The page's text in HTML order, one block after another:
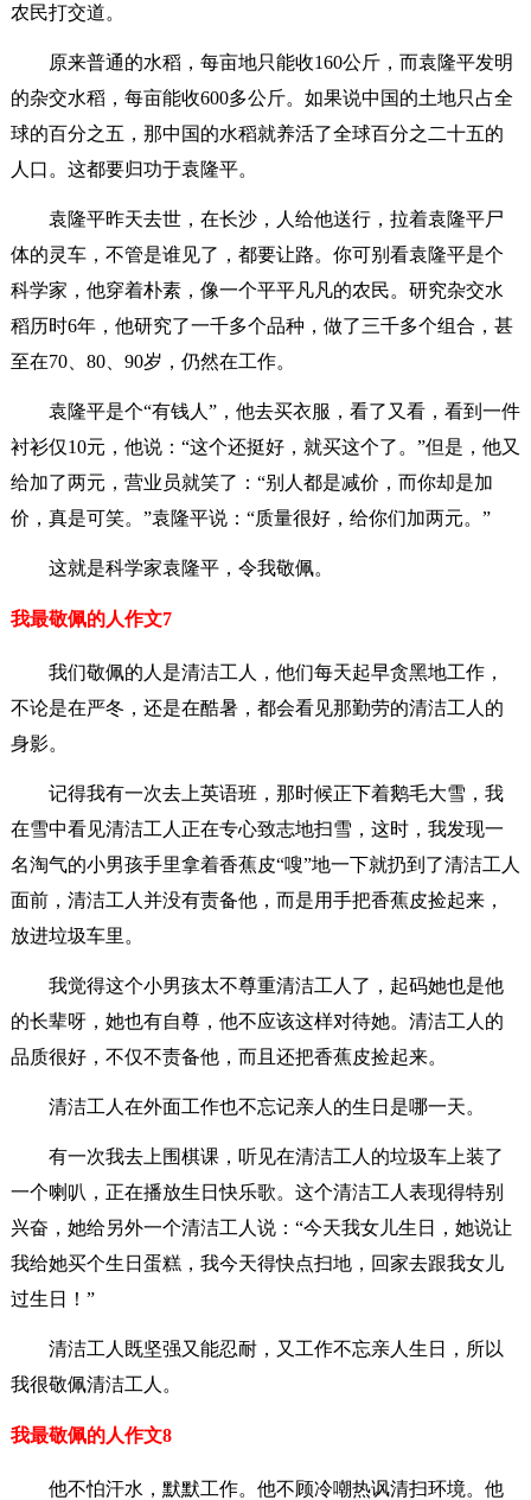
农民打交道。
原来普通的水稻，每亩地只能收160公斤，而袁隆平发明
的杂交水稻，每亩能收600多公斤。如果说中国的土地只占全
球的百分之五，那中国的水稻就养活了全球百分之二十五的
人口。这都要归功于袁隆平。
袁隆平昨天去世，在长沙，人给他送行，拉着袁隆平尸
体的灵车，不管是谁见了，都要让路。你可别看袁隆平是个
科学家，他穿着朴素，像一个平平凡凡的农民。研究杂交水
稻历时6年，他研究了一千多个品种，做了三千多个组合，甚
至在70、80、90岁，仍然在工作。
袁隆平是个“有钱人”，他去买衣服，看了又看，看到一件
衬衫仅10元，他说：“这个还挺好，就买这个了。”但是，他又
给加了两元，营业员就笑了：“别人都是减价，而你却是加
价，真是可笑。”袁隆平说：“质量很好，给你们加两元。”
这就是科学家袁隆平，令我敬佩。
我最敬佩的人作文7
我们敬佩的人是清洁工人，他们每天起早贪黑地工作，
不论是在严冬，还是在酷暑，都会看见那勤劳的清洁工人的
身影。
记得我有一次去上英语班，那时候正下着鹅毛大雪，我
在雪中看见清洁工人正在专心致志地扫雪，这时，我发现一
名淘气的小男孩手里拿着香蕉皮“嗖”地一下就扔到了清洁工人
面前，清洁工人并没有责备他，而是用手把香蕉皮捡起来，
放进垃圾车里。
我觉得这个小男孩太不尊重清洁工人了，起码她也是他
的长辈呀，她也有自尊，他不应该这样对待她。清洁工人的
品质很好，不仅不责备他，而且还把香蕉皮捡起来。
清洁工人在外面工作也不忘记亲人的生日是哪一天。
有一次我去上围棋课，听见在清洁工人的垃圾车上装了
一个喇叭，正在播放生日快乐歌。这个清洁工人表现得特别
兴奋，她给另外一个清洁工人说：“今天我女儿生日，她说让
我给她买个生日蛋糕，我今天得快点扫地，回家去跟我女儿
过生日！”
清洁工人既坚强又能忍耐，又工作不忘亲人生日，所以
我很敬佩清洁工人。
我最敬佩的人作文8
他不怕汗水，默默工作。他不顾冷嘲热讽清扫环境。他